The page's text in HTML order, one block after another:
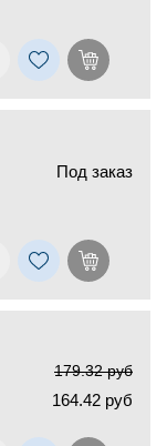
Под заказ
179.32 руб
164.42 руб